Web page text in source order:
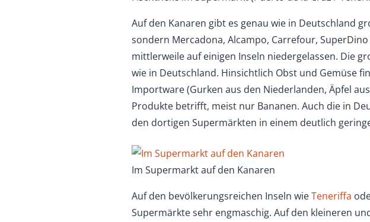
Auf den Kanaren gibt es genau wie in Deutschland
sondern Mercadona, Alcampo, Carrefour,
mittlerweile auf einigen Inseln niedergelassen. Die
wie in Deutschland. Hinsichtlich Obst und Gemüse
Importware (Gurken aus den Niederlanden, Äpfel
Produkte betrifft, meist nur Bananen. Auch die in
den dortigen Supermärkten in einem deutlich
Im Supermarkt auf den Kanaren
Auf den bevölkerungsreichen Inseln wieTeneriffa
Supermärkte sehr engmaschig. Auf den kleineren